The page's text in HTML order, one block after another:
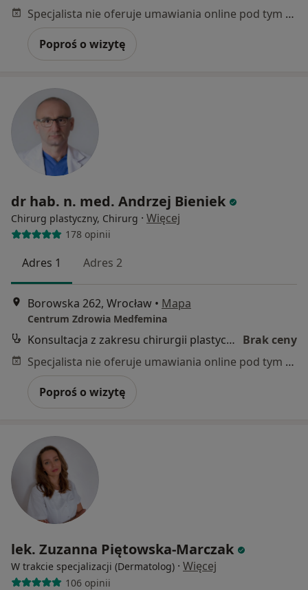
Specjalista nie oferuje umawiania online pod tym adresem.
Poproś o wizytę
dr hab. n. med. Andrzej Bieniek
Chirurg plastyczny, Chirurg · Więcej
178 opinii
Adres 1 Adres 2
Borowska 262, Wrocław • Mapa
Centrum Zdrowia Medfemina
Konsultacja z zakresu chirurgii plastycznej Brak ceny
Specjalista nie oferuje umawiania online pod tym adresem.
Poproś o wizytę
lek. Zuzanna Piętowska-Marczak
W trakcie specjalizacji (Dermatolog) · Więcej
106 opinii